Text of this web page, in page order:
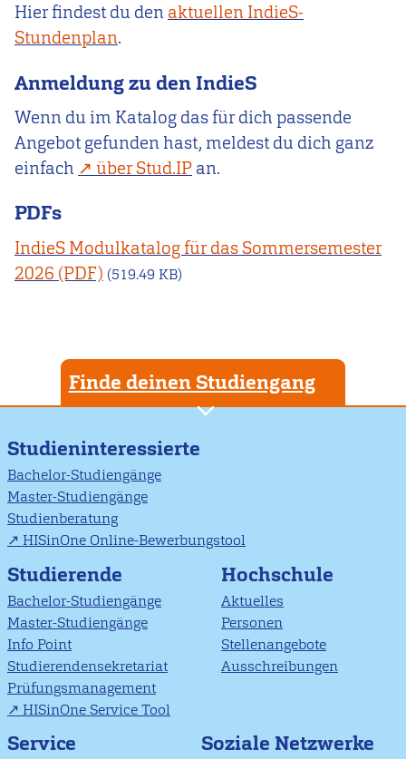
Hier findest du den aktuellen IndieS-
Stundenplan.
Anmeldung zu den IndieS
Wenn du im Katalog das für dich passende
Angebot gefunden hast, meldest du dich ganz
einfach
über Stud.IP an.
PDFs
IndieS Modulkatalog für das Sommersemester
2026
(519.49 KB)
Finde deinen Studiengang
Studieninteressierte
Bachelor-Studiengänge
Master-Studiengänge
Studienberatung
HISinOne Online-Bewerbungstool
Studierende
Bachelor-Studiengänge
Master-Studiengänge
Info Point
Studierendensekretariat
Prüfungsmanagement
HISinOne Service Tool
Hochschule
Aktuelles
Personen
Stellenangebote
Ausschreibungen
Service Soziale Netzwerke